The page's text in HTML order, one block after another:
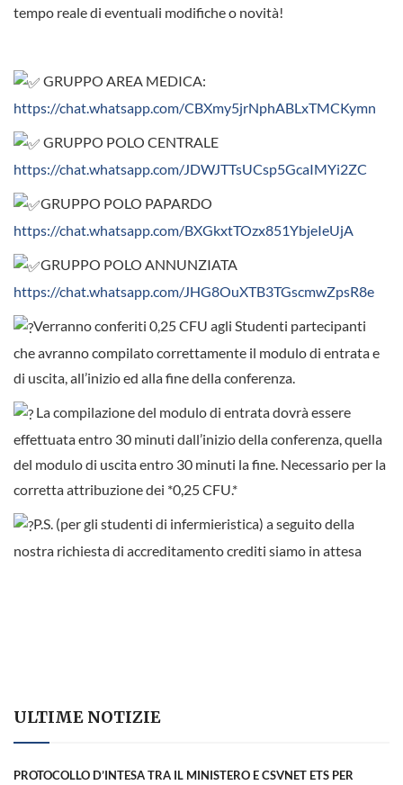
tempo reale di eventuali modifiche o novità!
GRUPPO AREA MEDICA:
https://chat.whatsapp.com/CBXmy5jrNphABLxTMCKymn
GRUPPO POLO CENTRALE
https://chat.whatsapp.com/JDWJTTsUCsp5GcaIMYi2ZC
GRUPPO POLO PAPARDO
https://chat.whatsapp.com/BXGkxtTOzx851YbjeIeUjA
GRUPPO POLO ANNUNZIATA
https://chat.whatsapp.com/JHG8OuXTB3TGscmwZpsR8e
Verranno conferiti 0,25 CFU agli Studenti partecipanti
che avranno compilato correttamente il modulo di entrata e
di uscita, all’inizio ed alla fine della conferenza.
La compilazione del modulo di entrata dovrà essere
effettuata entro 30 minuti dall’inizio della conferenza, quella
del modulo di uscita entro 30 minuti la fine. Necessario per la
corretta attribuzione dei *0,25 CFU.*
P.S. (per gli studenti di infermieristica) a seguito della
nostra richiesta di accreditamento crediti siamo in attesa
ULTIME NOTIZIE
PROTOCOLLO D’INTESA TRA IL MINISTERO E CSVNET ETS PER